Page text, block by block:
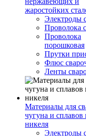
жаростойких
Электроды
Проволока
Проволока
порошковая
Прутки
Флюс
Ленты
Материалы для
чугуна и сплавов
никеля
Электроды